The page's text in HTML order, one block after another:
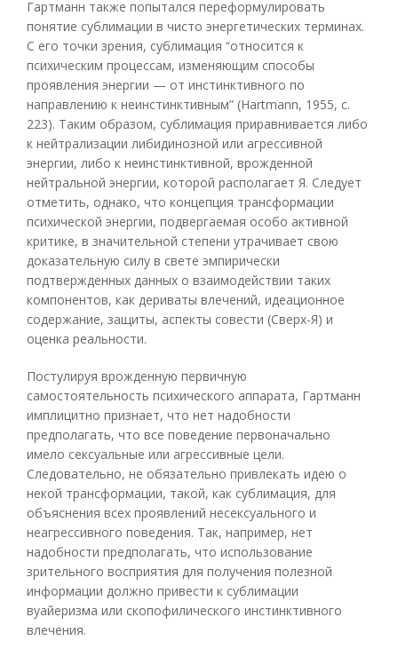
Гартманн также попытался переформулировать
понятие сублимации в чисто энергетических терминах.
С его точки зрения, сублимация “относится к
психическим процессам, изменяющим способы
проявления энергии — от инстинктивного по
направлению к неинстинктивным” (Hartmann, 1955, с.
223). Таким образом, сублимация приравнивается либо
к нейтрализации либидинозной или агрессивной
энергии, либо к неинстинктивной, врожденной
нейтральной энергии, которой располагает Я. Следует
отметить, однако, что концепция трансформации
психической энергии, подвергаемая особо активной
критике, в значительной степени утрачивает свою
доказательную силу в свете эмпирически
подтвержденных данных о взаимодействии таких
компонентов, как дериваты влечений, идеационное
содержание, защиты, аспекты совести (Сверх-Я) и
оценка реальности.
Постулируя врожденную первичную
самостоятельность психического аппарата, Гартманн
имплицитно признает, что нет надобности
предполагать, что все поведение первоначально
имело сексуальные или агрессивные цели.
Следовательно, не обязательно привлекать идею о
некой трансформации, такой, как сублимация, для
объяснения всех проявлений несексуального и
неагрессивного поведения. Так, например, нет
надобности предполагать, что использование
зрительного восприятия для получения полезной
информации должно привести к сублимации
вуайеризма или скопофилического инстинктивного
влечения.